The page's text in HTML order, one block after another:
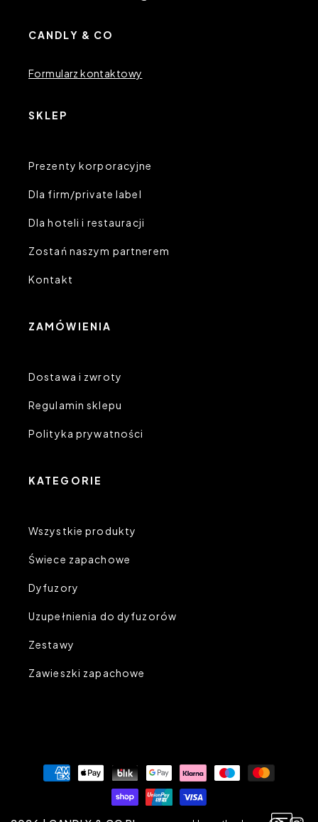
CANDLY & CO
Formularz kontaktowy
SKLEP
Prezenty korporacyjne
Dla firm/private label
Dla hoteli i restauracji
Zostań naszym partnerem
Kontakt
ZAMÓWIENIA
Dostawa i zwroty
Regulamin sklepu
Polityka prywatności
KATEGORIE
Wszystkie produkty
Świece zapachowe
Dyfuzory
Uzupełnienia do dyfuzorów
Zestawy
Zawieszki zapachowe
Metody
płatności